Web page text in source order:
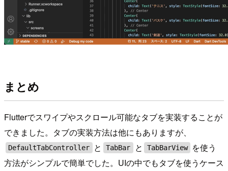
まとめ
Flutterでスワイプやスクロール可能なタブを実装することが
できました。タブの実装方法は他にもありますが、
DefaultTabController と TabBar と TabBarView
を使う
方法がシンプルで簡単でした。UIの中でもタブを使うケース